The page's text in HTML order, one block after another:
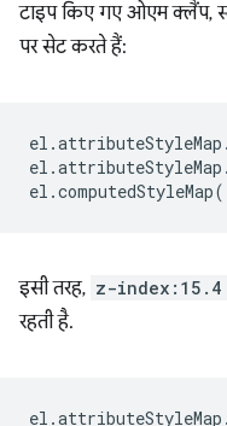
टाइप किए गए ओएम क्लैंप,
पर सेट करते हैं:
el .attributeStyleMap .
el .attributeStyleMap .
el .computedStyleMap
इसी तरह, z-index:15.4
रहती है.
el .attributeStyleMap .